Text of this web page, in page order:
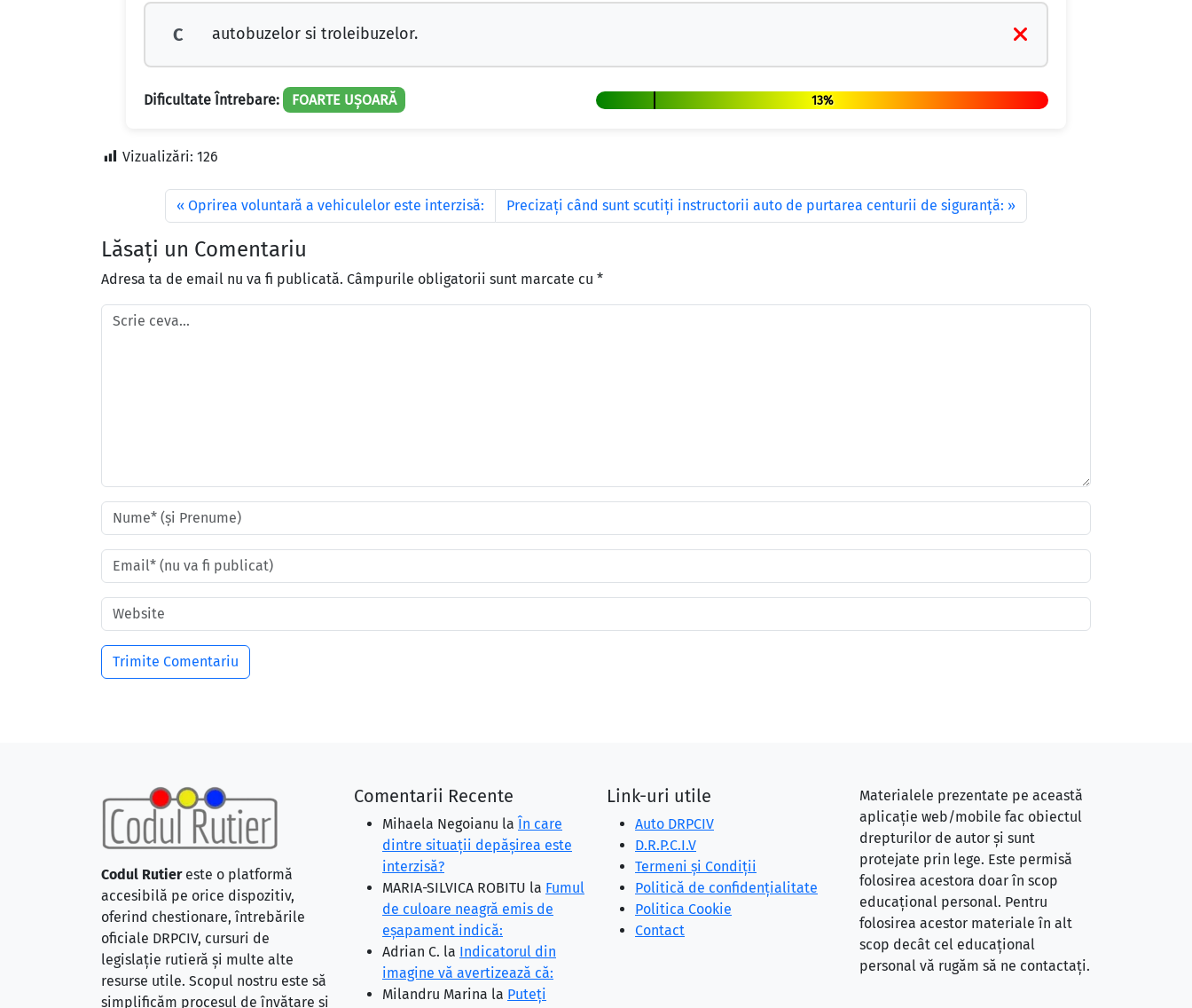
C autobuzelor si troleibuzelor.
Dificultate Întrebare: FOARTE UȘOARĂ 13%
Vizualizări: 126
Oprirea voluntară a vehiculelor este interzisă: Precizaţi când sunt scutiţi instructorii auto de purtarea centurii de siguranţă:
Lăsați un Comentariu
Adresa ta de email nu va fi publicată. Câmpurile obligatorii sunt marcate cu *
Codul Rutiereste o platformă
accesibilă pe orice dispozitiv,
oferind chestionare, întrebările
oficiale DRPCIV, cursuri de
legislație rutieră și multe alte
resurse utile. Scopul nostru este să
simplificăm procesul de învățare și
Comentarii Recente
Mihaela Negoianu la În care
dintre situaţii depăşirea este
interzisă?
MARIA-SILVICA ROBITU la Fumul
de culoare neagră emis de
eşapament indică:
Adrian C. la Indicatorul din
imagine vă avertizează că:
Milandru Marina la Puteţi
Link-uri utile
Auto DRPCIV
D.R.P.C.I.V
Termeni și Condiții
Politică de confidențialitate
Politica Cookie
Contact
Materialele prezentate pe această
aplicație web/mobile fac obiectul
drepturilor de autor și sunt
protejate prin lege. Este permisă
folosirea acestora doar în scop
educațional personal. Pentru
folosirea acestor materiale în alt
scop decât cel educațional
personal vă rugăm să ne contactați.